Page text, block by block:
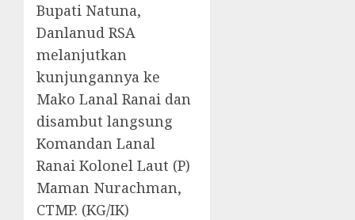
Bupati Natuna,
Danlanud RSA
melanjutkan
kunjungannya ke
Mako Lanal Ranai dan
disambut langsung
Komandan Lanal
Ranai Kolonel Laut (P)
Maman Nurachman,
CTMP. (KG/IK)